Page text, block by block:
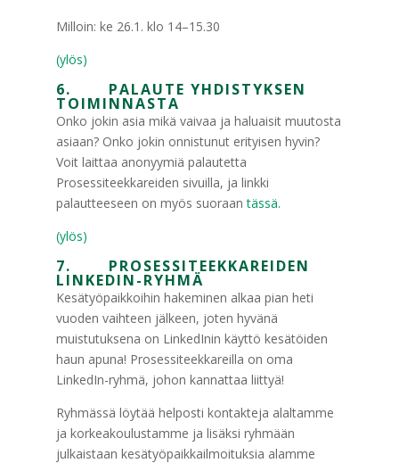
Milloin: ke 26.1. klo 14–15.30
(ylös)
6. PALAUTE YHDISTYKSEN
TOIMINNASTA
Onko jokin asia mikä vaivaa ja haluaisit muutosta
asiaan? Onko jokin onnistunut erityisen hyvin?
Voit laittaa anonyymiä palautetta
Prosessiteekkareiden sivuilla, ja linkki
palautteeseen on myös suoraantässä.
(ylös)
7. PROSESSITEEKKAREIDEN
LINKEDIN-RYHMÄ
Kesätyöpaikkoihin hakeminen alkaa pian heti
vuoden vaihteen jälkeen, joten hyvänä
muistutuksena on LinkedInin käyttö kesätöiden
haun apuna! Prosessiteekkareilla on oma
LinkedIn-ryhmä, johon kannattaa liittyä!
Ryhmässä löytää helposti kontakteja alaltamme
ja korkeakoulustamme ja lisäksi ryhmään
julkaistaan kesätyöpaikkailmoituksia alamme